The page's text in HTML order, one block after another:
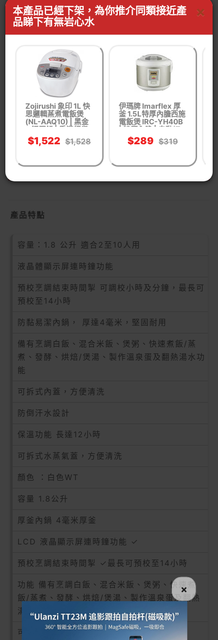
家用電器 廚房電器
WhastApp客服查詢有無同功能產品 按我WhatsApp
產品特點
容量：1.8 公升 適合2至10人用
液晶體顯示屏連時鐘功能
預校烹調結束時間掣 可調校小時及分鐘，最長可
預校至14小時
防黏易潔內鍋， 厚達4毫米，堅固耐用
備有烹調白飯、混合米飯、煲粥、快速煮飯/蒸
煮、發酵、烘焙/煲湯、製作溫泉蛋及翻熱湯水功
能
可拆式內蓋，方便清洗
防倒汗水設計
保溫功能 長達12小時
可拆式水蒸氣蓋，方便清洗
顏色 ：白色WT
容量 1.8公升
厚釜內鍋 4毫米厚釜
LCD 液晶顯示屏連時鐘功能 ✓
預校烹調結束時間掣 ✓最長可預校至14小時
功能 備有烹調白飯、混合米飯、煲粥、快速煮
飯/蒸煮、發酵、烘焙/煲湯、製作溫泉蛋及翻熱
湯水功能
可拆式水蒸氣蓋 ✓
×
×
本產品已經下架，為你推介同類接近產
品睇下有無岩心水
Zojirushi 象印 1L 快
思邏輯蒸煮電飯煲
(NL-AAQ10) | 黑金
鋼厚鍋 | 香港行貨
$1,522 $1,528
伊瑪牌 Imarflex 厚
釜 1.5L特厚內膽西施
電飯煲 IRC-YH40B
| 特厚內膽 | 自動切
換保溫 | 香港行貨
$289 $319